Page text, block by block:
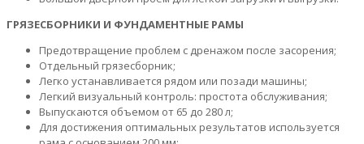
ГРЯЗЕСБОРНИКИ И ФУНДАМЕНТНЫЕ РАМЫ
Предотвращение проблем с дренажом после засорения;
Отдельный грязесборник;
Легко устанавливается рядом или позади машины;
Легкий визуальный контроль: простота обслуживания;
Выпускаются объемом от 65 до 280 л;
Для достижения оптимальных результатов используется